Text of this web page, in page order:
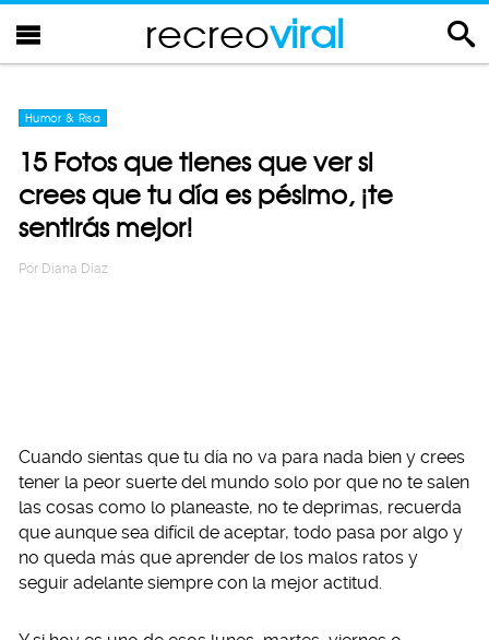
recreoviral
Humor & Risa
15 Fotos que tienes que ver si
crees que tu día es pésimo, ¡te
sentirás mejor!
Por Diana Diaz
Cuando sientas que tu día no va para nada bien y crees
tener la peor suerte del mundo solo por que no te salen
las cosas como lo planeaste, no te deprimas, recuerda
que aunque sea difícil de aceptar, todo pasa por algo y
no queda más que aprender de los malos ratos y
seguir adelante siempre con la mejor actitud.